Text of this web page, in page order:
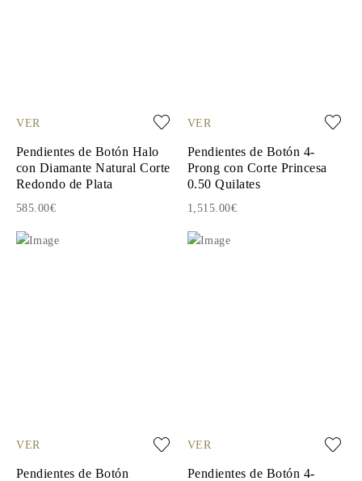
VER
Pendientes de Botón Halo
con Diamante Natural Corte
Redondo de Plata
585.00€
VER
Pendientes de Botón 4-
Prong con Corte Princesa
0.50 Quilates
1,515.00€
VER
Pendientes de Botón
VER
Pendientes de Botón 4-